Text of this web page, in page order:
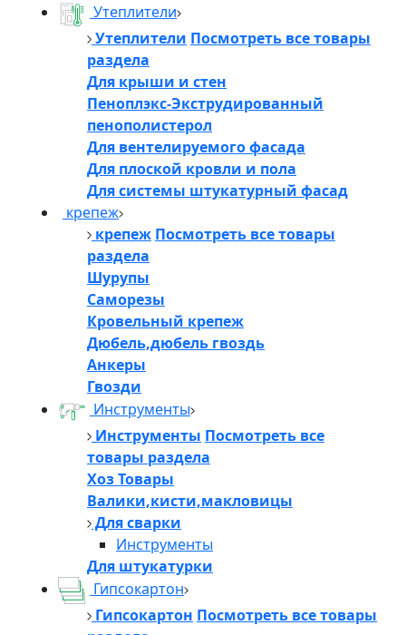
Утеплители
Утеплители Посмотреть все товары
раздела
Для крыши и стен
Пеноплэкс-Экструдированный
пенополистерол
Для вентелируемого фасада
Для плоской кровли и пола
Для системы штукатурный фасад
крепеж
крепеж Посмотреть все товары
раздела
Шурупы
Саморезы
Кровельный крепеж
Дюбель,дюбель гвоздь
Анкеры
Гвозди
Инструменты
Инструменты Посмотреть все
товары раздела
Хоз Товары
Валики,кисти,макловицы
Для сварки
Инструменты
Для штукатурки
Гипсокартон
Гипсокартон Посмотреть все товары